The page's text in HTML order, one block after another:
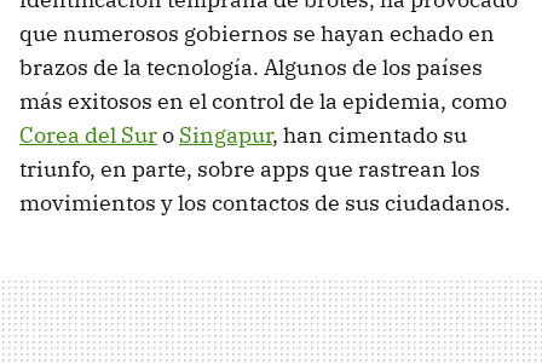
que numerosos gobiernos se hayan echado en
brazos de la tecnología. Algunos de los países
más exitosos en el control de la epidemia, como
Corea del Suro Singapur, han cimentado su
triunfo, en parte, sobre apps que rastrean los
movimientos y los contactos de sus ciudadanos.